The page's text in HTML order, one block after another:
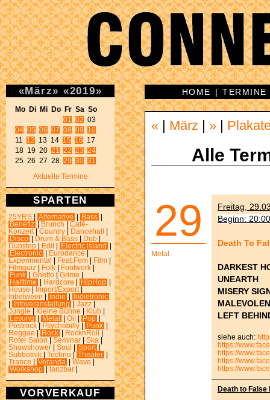
«März» «2019»
Mo Di Mi Do Fr Sa So
01
02
04 05 06 07 08 09
10
11 12 13 14 15 16 17
18 19 20 21 22 23 24
25 26 27 28 29 30 31
Aktuelle Termine
SPARTEN
25YRS Alternative Bass
Benefiz
Brunch
Café-
Konzert
Country Dancehall
Disco
Drum & Bass Dub
Dubstep
Edit Electric island
Electronic
Eurodance
Experimental
Feat.Fem Film
Filmquiz
Folk Footwork
Funk
Ghetto Grime
Halftime
Hardcore HipHop
House
Import/Export
Inbetween
Indie
Indietronic
Infoveranstaltung Jazz
Jungle
Kleine Bühne Klub
Lesung
Metal Oi! Pop
Postrock
Psychobilly Punk
Reggae
Rock RocknRoll
Roter Salon
Seminar Ska
Snowshower
Soul Sport
Subbotnik
Techno Theater
Trance
Veranda Wave
Workshop
tanzbar
VORVERKAUF
HOME |TERMINE
« März »
Alle
29
Metal
Freitag,
Beginn:
Death To
DARKEST
UNEARTH
MISERY
LEFT
siehe auch:
https://
https://
https://
https://
Death to False